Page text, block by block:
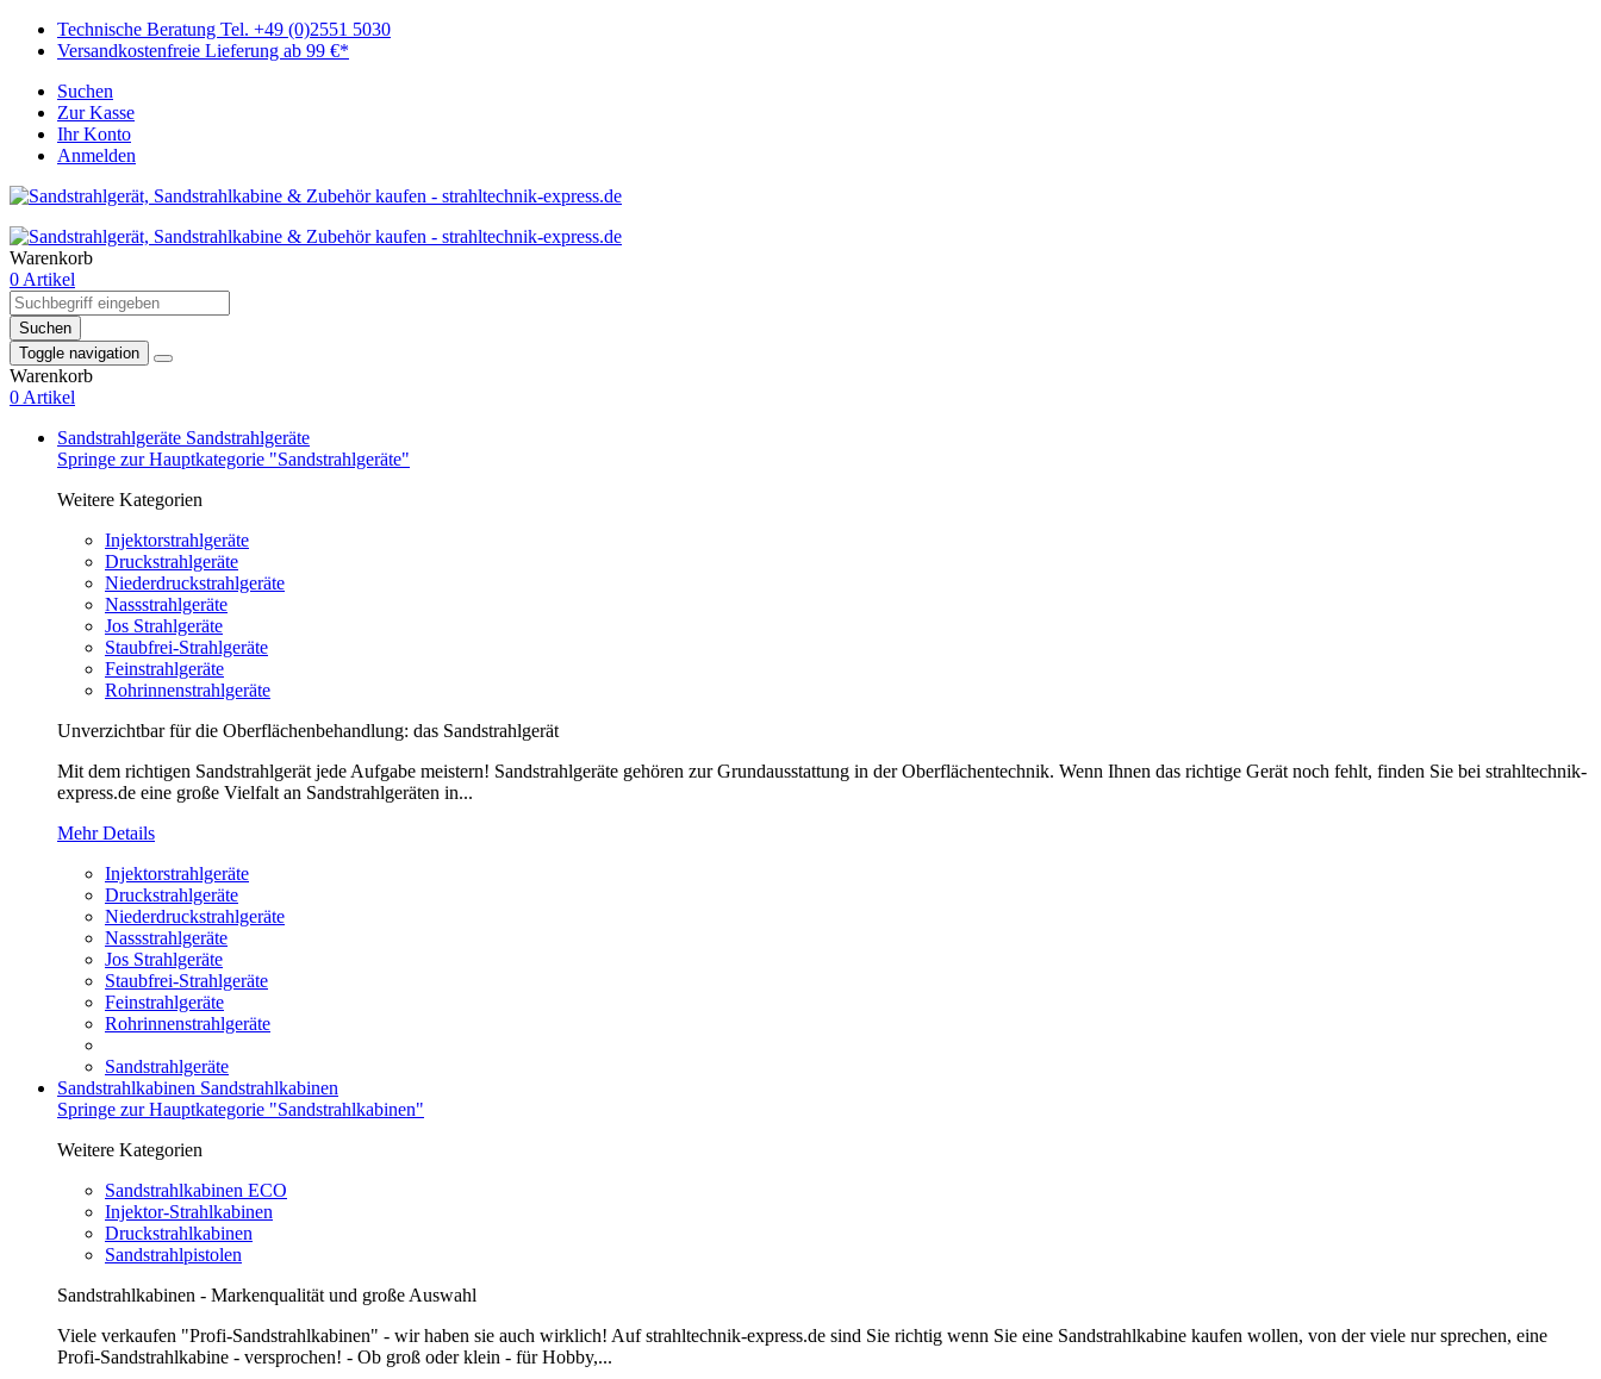
Technische Beratung Tel. +49 (0)2551 5030
Versandkostenfreie Lieferung ab 99 €*
Suchen
Zur Kasse
Ihr Konto
Anmelden
Warenkorb
0 Artikel
Suchen
Toggle navigation
Warenkorb
0 Artikel
Sandstrahlgeräte Sandstrahlgeräte
Springe zur Hauptkategorie "Sandstrahlgeräte"
Weitere Kategorien
Injektorstrahlgeräte
Druckstrahlgeräte
Niederdruckstrahlgeräte
Nassstrahlgeräte
Jos Strahlgeräte
Staubfrei-Strahlgeräte
Feinstrahlgeräte
Rohrinnenstrahlgeräte
Unverzichtbar für die Oberflächenbehandlung: das Sandstrahlgerät
Mit dem richtigen Sandstrahlgerät jede Aufgabe meistern! Sandstrahlgeräte gehören zur Grundausstattung in der Oberflächentechnik. Wenn Ihnen das richtige Gerät noch fehlt, finden Sie bei strahltechnik-
express.de eine große Vielfalt an Sandstrahlgeräten in...
Mehr Details
Injektorstrahlgeräte
Druckstrahlgeräte
Niederdruckstrahlgeräte
Nassstrahlgeräte
Jos Strahlgeräte
Staubfrei-Strahlgeräte
Feinstrahlgeräte
Rohrinnenstrahlgeräte
Sandstrahlgeräte
Sandstrahlkabinen Sandstrahlkabinen
Springe zur Hauptkategorie "Sandstrahlkabinen"
Weitere Kategorien
Sandstrahlkabinen ECO
Injektor-Strahlkabinen
Druckstrahlkabinen
Sandstrahlpistolen
Sandstrahlkabinen - Markenqualität und große Auswahl
Viele verkaufen "Profi-Sandstrahlkabinen" - wir haben sie auch wirklich! Auf strahltechnik-express.de sind Sie richtig wenn Sie eine Sandstrahlkabine kaufen wollen, von der viele nur sprechen, eine
Profi-Sandstrahlkabine - versprochen! - Ob groß oder klein - für Hobby,...